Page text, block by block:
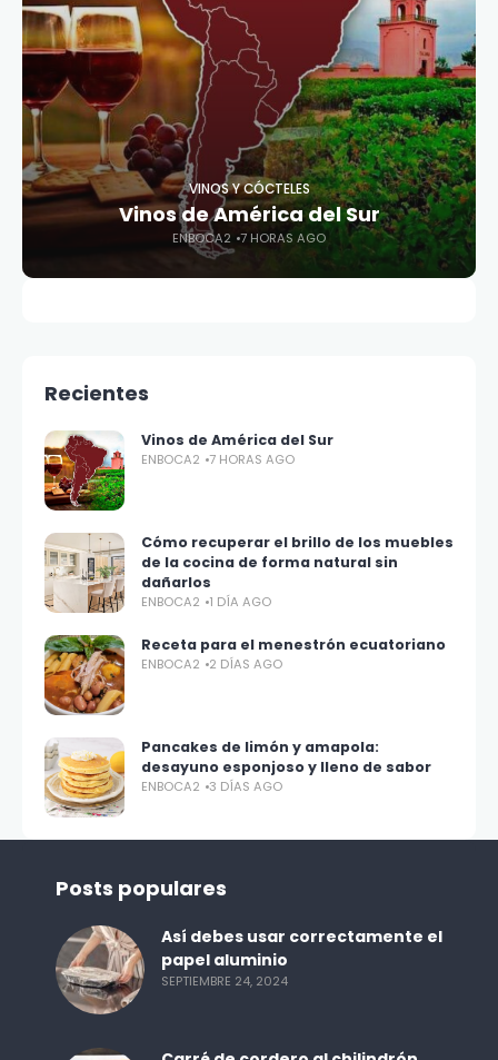
VINOS Y CÓCTELES
Vinos de América del Sur
ENBOCA2 7 HORAS AGO
Recientes
Vinos de América del Sur
ENBOCA2 7 HORAS AGO
Cómo recuperar el brillo de los muebles
de la cocina de forma natural sin
dañarlos
ENBOCA2 1 DÍA AGO
Receta para el menestrón ecuatoriano
ENBOCA2 2 DÍAS AGO
Pancakes de limón y amapola:
desayuno esponjoso y lleno de sabor
ENBOCA2 3 DÍAS AGO
Posts populares
Así debes usar correctamente el
papel aluminio
SEPTIEMBRE 24, 2024